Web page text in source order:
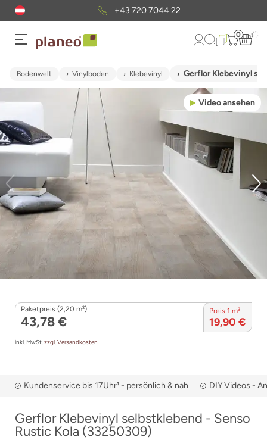
+43 720 7044 22
0
Bodenwelt Vinylboden Klebevinyl Gerflor Klebevinyl
Video ansehen
Paketpreis (2,20 m²):
43,78 €
Preis 1 m²:
19,90 €
inkl. MwSt.zzgl. Versandkosten
Kundenservice bis 17Uhr¹ - persönlich & nah DIY Videos -
Gerflor Klebevinyl selbstklebend - Senso
Rustic Kola (33250309)